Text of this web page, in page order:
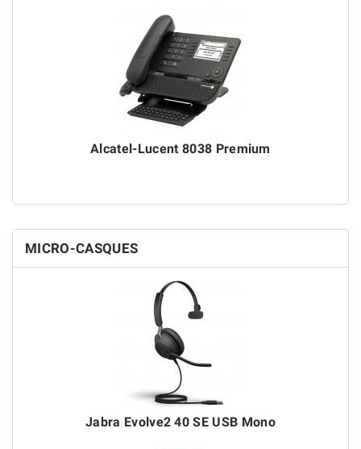
Alcatel-Lucent 8038 Premium
MICRO-CASQUES
Jabra Evolve2 40 SE USB Mono